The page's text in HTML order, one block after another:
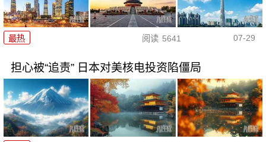
最热 阅读 5641 07-29
担心被“追责” 日本对美核电投资陷僵局